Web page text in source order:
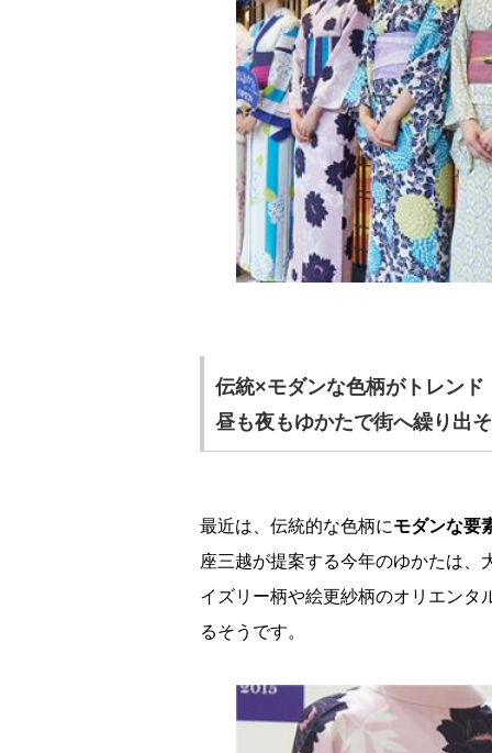
伝統×モダンな色柄がトレンド
昼も夜もゆかたで街へ繰り出
最近は、伝統的な色柄にモダンな要
座三越が提案する今年のゆかたは
イズリー柄や絵更紗柄のオリエンタ
るそうです。